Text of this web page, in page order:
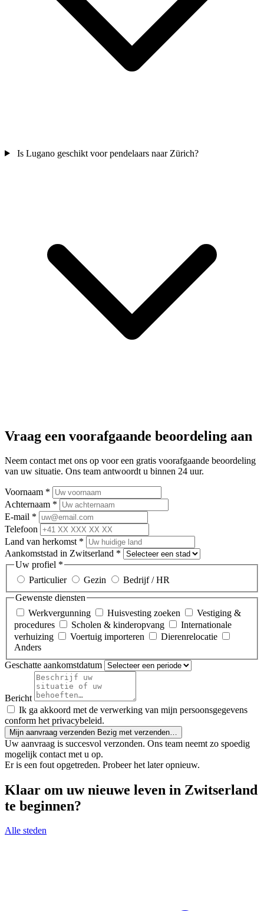
Is Lugano geschikt voor pendelaars naar Zürich?
Vraag een voorafgaande beoordeling aan
Neem contact met ons op voor een gratis voorafgaande beoordeling
van uw situatie. Ons team antwoordt u binnen 24 uur.
Voornaam *
Achternaam *
E-mail *
Telefoon
Land van herkomst *
Aankomststad in Zwitserland *
Uw profiel *
Particulier
Gezin
Bedrijf / HR
Gewenste diensten
Werkvergunning
Huisvesting zoeken
Vestiging &
procedures
Scholen & kinderopvang
Internationale
verhuizing
Voertuig importeren
Dierenrelocatie
Anders
Geschatte aankomstdatum
Bericht
Ik ga akkoord met de verwerking van mijn persoonsgegevens
conform het privacybeleid.
Mijn aanvraag verzenden Bezig met verzenden…
Uw aanvraag is succesvol verzonden. Ons team neemt zo spoedig
mogelijk contact met u op.
Er is een fout opgetreden. Probeer het later opnieuw.
Klaar om uw nieuwe leven in Zwitserland
te beginnen?
Alle steden